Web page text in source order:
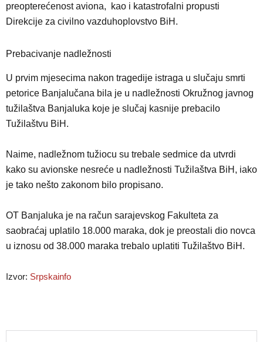
preopterećenost aviona, kao i katastrofalni propusti
Direkcije za civilno vazduhoplovstvo BiH.
Prebacivanje nadležnosti
U prvim mjesecima nakon tragedije istraga u slučaju smrti
petorice Banjalučana bila je u nadležnosti Okružnog javnog
tužilaštva Banjaluka koje je slučaj kasnije prebacilo
Tužilaštvu BiH.
Naime, nadležnom tužiocu su trebale sedmice da utvrdi
kako su avionske nesreće u nadležnosti Tužilaštva BiH, iako
je tako nešto zakonom bilo propisano.
OT Banjaluka je na račun sarajevskog Fakulteta za
saobraćaj uplatilo 18.000 maraka, dok je preostali dio novca
u iznosu od 38.000 maraka trebalo uplatiti Tužilaštvo BiH.
Izvor: Srpskainfo